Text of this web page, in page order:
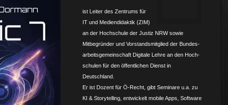
ist Leiter des Zentrums für
IT und Medien­didaktik (ZIM)
an der Hochschule der Justiz NRW sowie
Mitbegründer und Vorstands­mitglied der Bundes­­
arbeits­gemeinschaft Digitale Lehre an den Hoch­­
schulen für den öffentlichen Dienst in
Deutschland.
Er ist Dozent für Ö-Recht, gibt Seminare u.a. zu
KI & Storytelling, entwickelt mobile Apps, Software